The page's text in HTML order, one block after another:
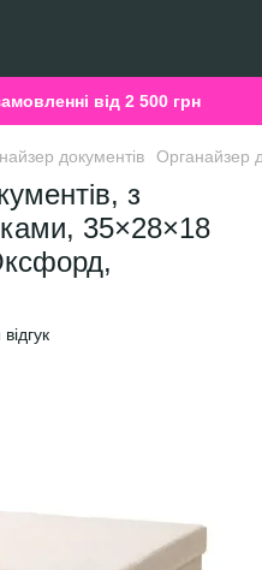
від 2 500 грн
документів Органайзер
з
35×28×18